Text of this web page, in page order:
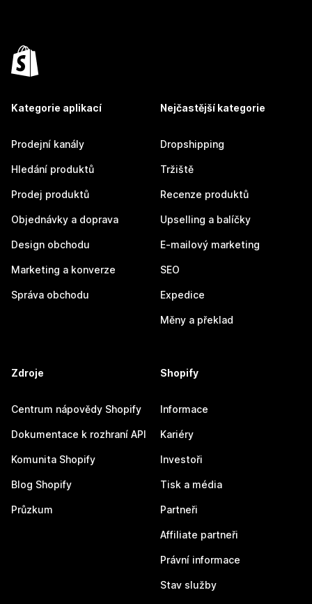
Kategorie aplikací
Prodejní kanály
Hledání produktů
Prodej produktů
Objednávky a doprava
Design obchodu
Marketing a konverze
Správa obchodu
Nejčastější kategorie
Dropshipping
Tržiště
Recenze produktů
Upselling a balíčky
E-mailový marketing
SEO
Expedice
Měny a překlad
Zdroje
Centrum nápovědy Shopify
Dokumentace k rozhraní API
Komunita Shopify
Blog Shopify
Průzkum
Shopify
Informace
Kariéry
Investoři
Tisk a média
Partneři
Affiliate partneři
Právní informace
Stav služby